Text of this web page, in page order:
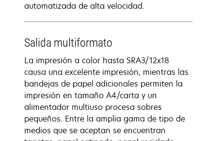
automatizada de alta velocidad.
Salida multiformato
La impresión a color hasta SRA3/12x18
causa una excelente impresión, mientras las
bandejas de papel adicionales permiten la
impresión en tamaño A4/carta y un
alimentador multiuso procesa sobres
pequeños. Entre la amplia gama de tipo de
medios que se aceptan se encuentran